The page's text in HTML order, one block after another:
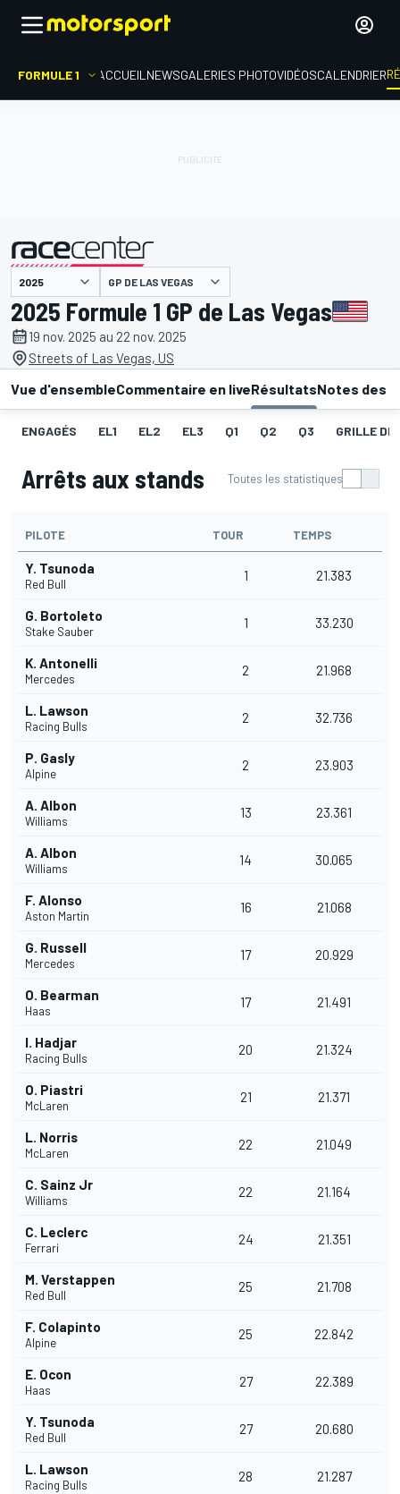
FORMULE 1 ACCUEIL NEWSGALERIES PHOTOVIDÉOSCALENDRIER
présenté par GP DE LAS VEGAS
2025 Formule 1 GP de Las Vegas
19 nov. 2025 au 22 nov. 2025
Streets of Las Vegas, US
Vue d'ensembleCommentaire en liveRésultatsNotes des
ENGAGÉS EL1 EL2 EL3 Q1 Q2 Q3 GRILLE DE
Arrêts aux stands Toutes les statistiques
PILOTE TOUR TEMPS
Y. Tsunoda
Red Bull
1 21.383
G. Bortoleto
Stake Sauber
1 33.230
K. Antonelli
Mercedes
2 21.968
L. Lawson
Racing Bulls
2 32.736
P. Gasly
Alpine
2 23.903
A. Albon
Williams
13 23.361
A. Albon
Williams
14 30.065
F. Alonso
Aston Martin
16 21.068
G. Russell
Mercedes
17 20.929
O. Bearman
Haas
17 21.491
I. Hadjar
Racing Bulls
20 21.324
O. Piastri
McLaren
21 21.371
L. Norris
McLaren
22 21.049
C. Sainz Jr
Williams
22 21.164
C. Leclerc
Ferrari
24 21.351
M. Verstappen
Red Bull
25 21.708
F. Colapinto
Alpine
25 22.842
E. Ocon
Haas
27 22.389
Y. Tsunoda
Red Bull
27 20.680
L. Lawson
Racing Bulls
28 21.287